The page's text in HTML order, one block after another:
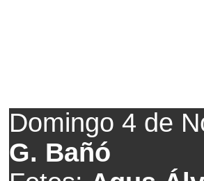
Domingo 4 de
G. Bañó